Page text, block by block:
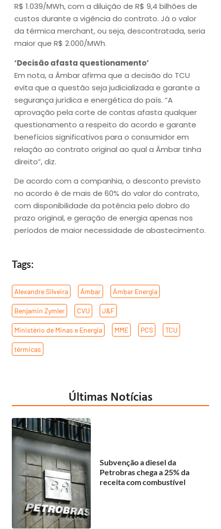
R$ 1.039/MWh, com a diluição de R$ 9,4 bilhões de
custos durante a vigência do contrato. Já o valor
da térmica merchant, ou seja, descontratada, seria
maior que R$ 2.000/MWh.
‘Decisão afasta questionamento’
Em nota, a Âmbar afirma que a decisão do TCU
evita que a questão seja judicializada e garante a
segurança jurídica e energética do país. “A
aprovação pela corte de contas afasta qualquer
questionamento a respeito do acordo e garante
benefícios significativos para o consumidor em
relação ao contrato original ao qual a Âmbar tinha
direito”, diz.
De acordo com a companhia, o desconto previsto
no acordo é de mais de 60% do valor do contrato,
com disponibilidade da potência pelo dobro do
prazo original, e geração de energia apenas nos
períodos de maior necessidade de abastecimento.
Tags:
Alexandre Silveira Âmbar Âmbar Energia
Benjamin Zymler CVU J&F
Ministério de Minas e Energia MME PCS TCU
térmicas
Últimas Notícias
Subvenção a diesel da
Petrobras chega a 25% da
receita com combustível